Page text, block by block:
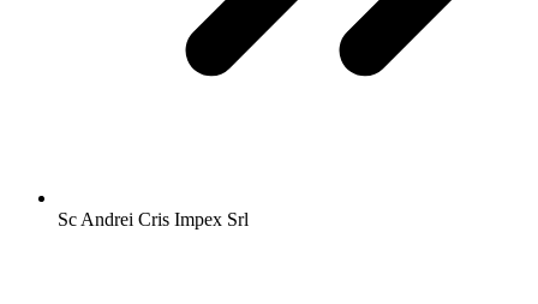
Sc Andrei Cris Impex Srl